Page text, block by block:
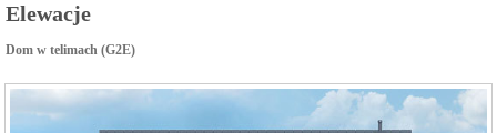
Elewacje
Dom w telimach (G2E)